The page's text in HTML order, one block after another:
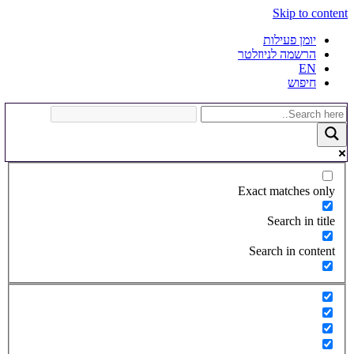
Skip to content
יומן פעילות
הרשמה לניוזלטר
EN
חיפוש
Exact matches only
Search in title
Search in content